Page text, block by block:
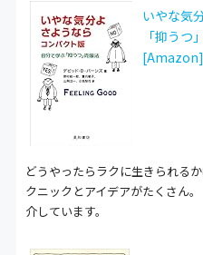
いやな気
「抑うつ
[Amazon]
どうやったらラクに生きられる
クニックとアイデアがたくさん
介しています。